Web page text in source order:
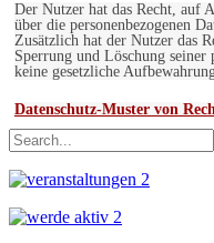
Der Nutzer hat das Recht, auf
über die personenbezogenen
Zusätzlich hat der Nutzer das
Sperrung und Löschung seiner
keine gesetzliche
Datenschutz-Muster von